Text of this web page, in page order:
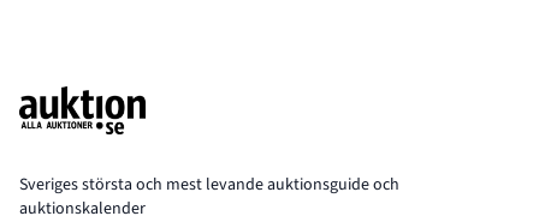
Sveriges största och mest levande auktionsguide och
auktionskalender